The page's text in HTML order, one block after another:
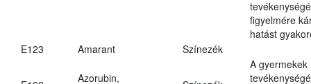
figyelmére
hatást
E123
Amarant Színezék
Azorubin,
A gyermekek